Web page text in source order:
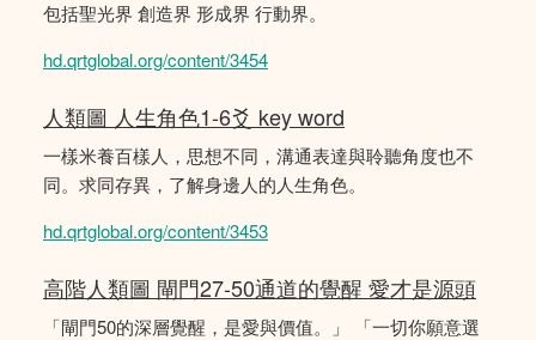
包括聖光界 創造界 形成界 行動界。
hd.qrtglobal.org/content/3454
人類圖 人生角色1-6爻 key word
一樣米養百樣人，思想不同，溝通表達與聆聽角度也不
同。求同存異，了解身邊人的人生角色。
hd.qrtglobal.org/content/3453
高階人類圖 閘門27-50通道的覺醒 愛才是源頭
「閘門50的深層覺醒，是愛與價值。」 「一切你願意選